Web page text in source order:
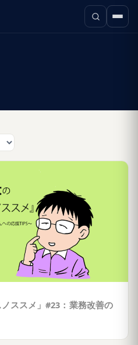
ススメ」#23：業務改善の